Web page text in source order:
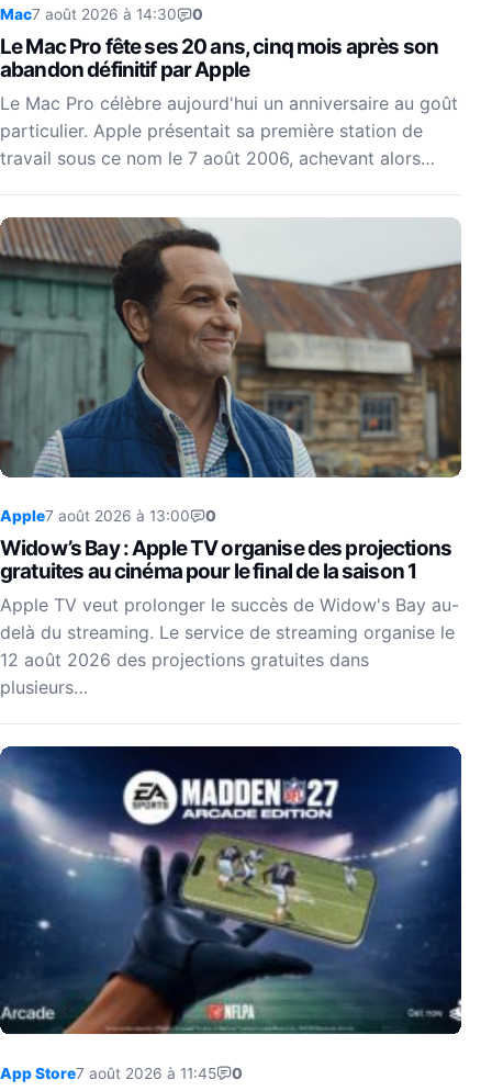
Mac7 août 2026 à 14:30 0
Le Mac Pro fête ses 20 ans, cinq mois après son
abandon définitif par Apple
Le Mac Pro célèbre aujourd'hui un anniversaire au goût
particulier. Apple présentait sa première station de
travail sous ce nom le 7 août 2006, achevant alors…
Apple7 août 2026 à 13:00 0
Widow’s Bay : Apple TV organise des projections
gratuites au cinéma pour le final de la saison 1
Apple TV veut prolonger le succès de Widow's Bay au-
delà du streaming. Le service de streaming organise le
12 août 2026 des projections gratuites dans
plusieurs…
App Store7 août 2026 à 11:45 0